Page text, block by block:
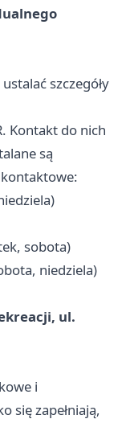
szczegóły
Kontakt do nich
są
sobota)
niedziela)
ul.
i
się zapełniają,